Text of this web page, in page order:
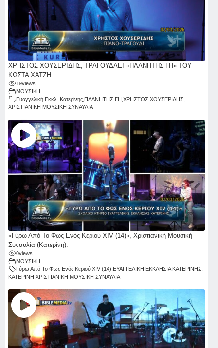
ΧΡΗΣΤΟΣ ΧΟΥΣΕΡΙΔΗΣ, ΤΡΑΓΟΥΔΑΕΙ «ΠΛΑΝΗΤΗΣ ΓΗ» ΤΟΥ
ΚΩΣΤΑ ΧΑΤΖΗ.
19views
ΜΟΥΣΙΚΗ
Ευαγγελική Εκκλ. Κατερίνης, ΠΛΑΝΗΤΗΣ ΓΗ ,ΧΡΗΣΤΟΣ ΧΟΥΣΕΡΙΔΗΣ,
ΧΡΙΣΤΙΑΝΙΚΗ ΜΟΥΣΙΚΗ ΣΥΝΑΥΛΙΑ
«Γύρω Από Το Φως Ενός Κεριού ΧΙV (14)», Χριστιανική Μουσική
Συναυλία (Κατερίνη).
0views
ΜΟΥΣΙΚΗ
Γύρω Από Το Φως Ενός Κεριού ΧΙV (14) ΕΥΑΓΓΕΛΙΚΗ ΕΚΚΛΗΣΙΑ ΚΑΤΕΡΙΝΗΣ
ΚΑΤΕΡΙΝΗ ΧΡΙΣΤΙΑΝΙΚΗ ΜΟΥΣΙΚΗ ΣΥΝΑΥΛΙΑ